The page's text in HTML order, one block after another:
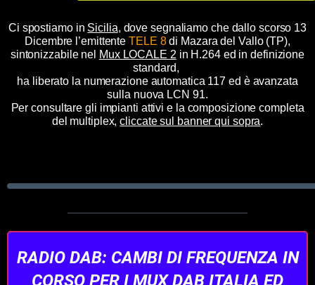
Ci spostiamo in Sicilia, dove segnaliamo che dallo scorso 13
Dicembre l’emittenteTELE 8di Mazara del Vallo (TP),
sintonizzabile nel Mux LOCALE 2 in H.264 ed in definizione
standard,
ha liberato la numerazione automatica 117ed è avanzata
sulla nuova LCN 91.
Per consultare gli impianti attivi e la composizione completa
del multiplex,cliccate sul banner qui sopra.
RADIO DAB: CAMBI DI FREQUENZA IN
CORSO PER I MUX DAB ITALIA ED